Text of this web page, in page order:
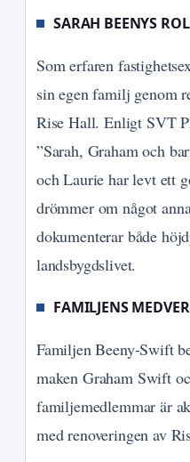
SARAH BEENYS
Som erfaren
sin egen familj genom
Rise Hall. Enligt SVT
”Sarah, Graham och
och Laurie har levt ett
drömmer om något
dokumenterar både
landsbygdslivet.
FAMILJENS
Familjen Beeny-Swift
maken Graham Swift
familjemedlemmar är
med renoveringen av